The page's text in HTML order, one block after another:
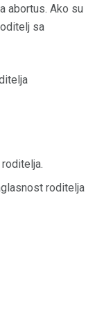
abortus. Ako su
sa
roditelja